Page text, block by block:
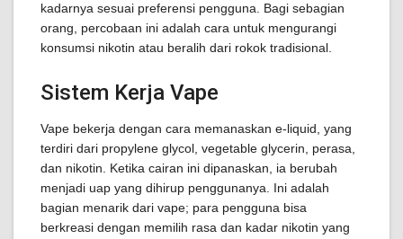
kadarnya sesuai preferensi pengguna. Bagi sebagian
orang, percobaan ini adalah cara untuk mengurangi
konsumsi nikotin atau beralih dari rokok tradisional.
Sistem Kerja Vape
Vape bekerja dengan cara memanaskan e-liquid, yang
terdiri dari propylene glycol, vegetable glycerin, perasa,
dan nikotin. Ketika cairan ini dipanaskan, ia berubah
menjadi uap yang dihirup penggunanya. Ini adalah
bagian menarik dari vape; para pengguna bisa
berkreasi dengan memilih rasa dan kadar nikotin yang